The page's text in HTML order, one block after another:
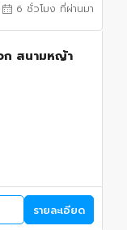
6 ชั่วโมง ที่ผ่านมา
ก สนามหญ้า
รายละเอียด